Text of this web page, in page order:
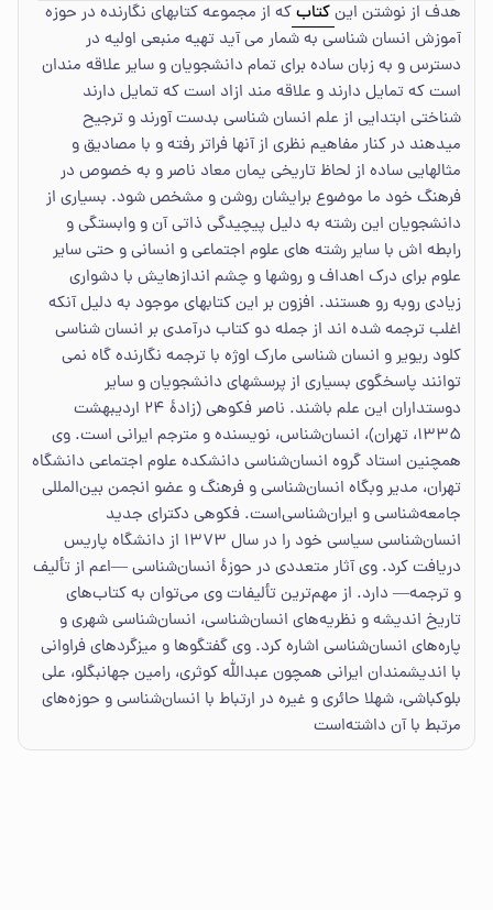
هدف از نوشتن اینکتابکه از مجموعه کتابهای نگارنده در حوزه
آموزش انسان شناسی به شمار می آید تهیه منبعی اولیه در
دسترس و به زبان ساده برای تمام دانشجویان و سایر علاقه مندان
است که تمایل دارند و علاقه مند ازاد است که تمایل دارند
شناختی ابتدایی از علم انسان شناسی بدست آورند و ترجیح
میدهند در کنار مفاهیم نظری از آنها فراتر رفته و با مصادیق و
مثالهایی ساده از لحاظ تاریخی یمان معاد ناصر و به خصوص در
فرهنگ خود ما موضوع برایشان روشن و مشخص شود. بسیاری از
دانشجویان این رشته به دلیل پیچیدگی ذاتی آن و وابستگی و
رابطه اش با سایر رشته های علوم اجتماعی و انسانی و حتی سایر
علوم برای درک اهداف و روشها و چشم اندازهایش با دشواری
زیادی روبه رو هستند. افزون بر این کتابهای موجود به دلیل آنکه
اغلب ترجمه شده اند از جمله دو کتاب درآمدی بر انسان شناسی
کلود ریویر و انسان شناسی مارک اوژه با ترجمه نگارنده گاه نمی
توانند پاسخگوی بسیاری از پرسشهای دانشجویان و سایر
دوستداران این علم باشند. ناصر فکوهی (زادهٔ ۲۴ اردیبهشت
۱۳۳۵، تهران)، انسان‌شناس، نویسنده و مترجم ایرانی است. وی
همچنین استاد گروه انسان‌شناسی دانشکده علوم اجتماعی دانشگاه
تهران، مدیر وبگاه انسان‌شناسی و فرهنگ و عضو انجمن بین‌المللی
جامعه‌شناسی و ایران‌شناسی‌است. فکوهی دکترای جدید
انسان‌شناسی سیاسی خود را در سال ۱۳۷۳ از دانشگاه پاریس
دریافت کرد. وی آثار متعددی در حوزهٔ انسان‌شناسی —اعم از تألیف
و ترجمه— دارد. از مهم‌ترین تألیفات وی می‌توان به کتاب‌های
تاریخ اندیشه و نظریه‌های انسان‌شناسی، انسان‌شناسی شهری و
پاره‌های انسان‌شناسی اشاره کرد. وی گفتگوها و میزگردهای فراوانی
با اندیشمندان ایرانی همچون عبدالله کوثری، رامین جهانبگلو، علی
بلوکباشی، شهلا حائری و غیره در ارتباط با انسان‌شناسی و حوزه‌های
مرتبط با آن داشته‌است